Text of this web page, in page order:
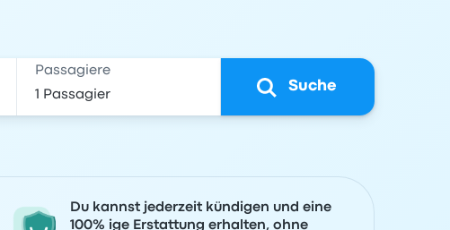
Passagiere
Suche
Du kannst jederzeit kündigen und eine
100% ige Erstattung erhalten, ohne